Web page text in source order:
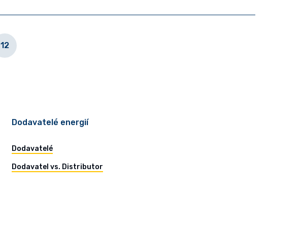
12
Dodavatelé energií
Dodavatelé
Dodavatel vs. Distributor